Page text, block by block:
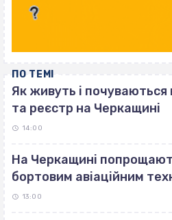
ПО ТЕМІ
Як живуть і почуваються
та реєстр на Черкащині
14:00
На Черкащині
бортовим авіаційним
13:00